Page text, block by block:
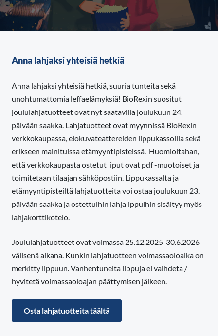
Anna lahjaksi yhteisiä hetkiä
Anna lahjaksi yhteisiä hetkiä, suuria tunteita sekä
unohtumattomia leffaelämyksiä! BioRexin suositut
joululahjatuotteet ovat nyt saatavilla joulukuun 24.
päivään saakka. Lahjatuotteet ovat myynnissä BioRexin
verkkokaupassa, elokuvateattereiden lippukassoilla sekä
erikseen mainituissa etämyyntipisteissä. Huomioitahan,
että verkkokaupasta ostetut liput ovat pdf -muotoiset ja
toimitetaan tilaajan sähköpostiin. Lippukassalta ja
etämyyntipisteiltä lahjatuotteita voi ostaa joulukuun 23.
päivään saakka ja ostettuihin lahjalippuihin sisältyy myös
lahjakorttikotelo.
Joululahjatuotteet ovat voimassa 25.12.2025-30.6.2026
välisenä aikana. Kunkin lahjatuotteen voimassaoloaika on
merkitty lippuun. Vanhentuneita lippuja ei vaihdeta /
hyvitetä voimassaoloajan päättymisen jälkeen.
Osta lahjatuotteita täältä